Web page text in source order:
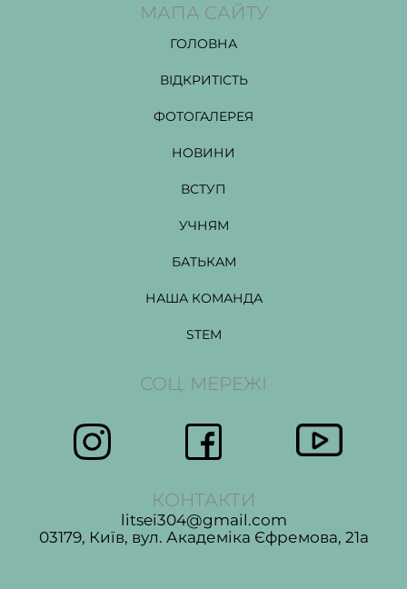
МАПА САЙТУ
ГОЛОВНА
ВІДКРИТІСТЬ
ФОТОГАЛЕРЕЯ
НОВИНИ
ВСТУП
УЧНЯМ
БАТЬКАМ
НАША КОМАНДА
STEM
СОЦ. МЕРЕЖІ
КОНТАКТИ
litsei304@gmail.com
03179, Київ, вул. Академіка Єфремова, 21а